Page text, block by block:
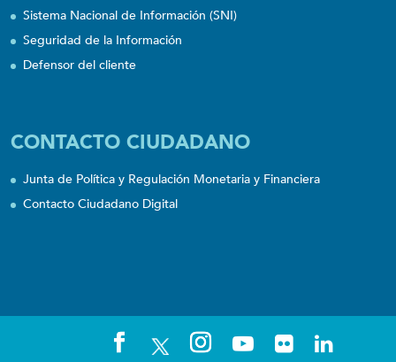
Sistema Nacional de Información (SNI)
Seguridad de la Información
Defensor del cliente
CONTACTO CIUDADANO
Junta de Política y Regulación Monetaria y Financiera
Contacto Ciudadano Digital